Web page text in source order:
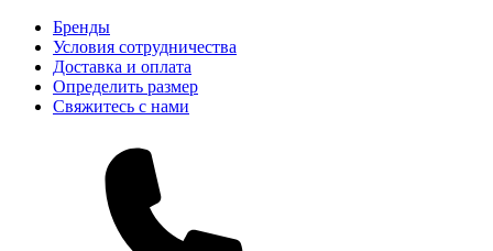
Бренды
Условия сотрудничества
Доставка и оплата
Определить размер
Свяжитесь с нами